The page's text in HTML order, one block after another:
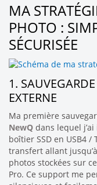
MA
PHOTO :
SÉCURISÉE
1.
EXTERNE
Ma première
NewQ dans lequel
boîtier SSD en USB4
transfert allant jusqu’à
photos stockées sur
Pro. Ce support me